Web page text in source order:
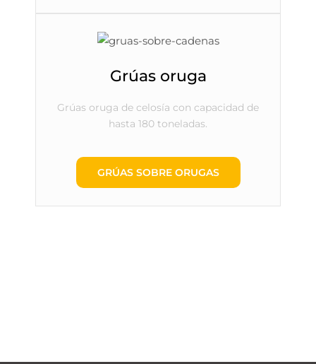
Grúas oruga
Grúas oruga de celosía con capacidad de
hasta 180 toneladas.
GRÚAS SOBRE ORUGAS